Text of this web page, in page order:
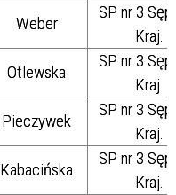
Weber
SP nr 3
Kraj.
Otlewska
SP nr 3
Kraj.
Pieczywek
SP nr 3
Kraj.
Kabacińska
SP nr 3
Kraj.